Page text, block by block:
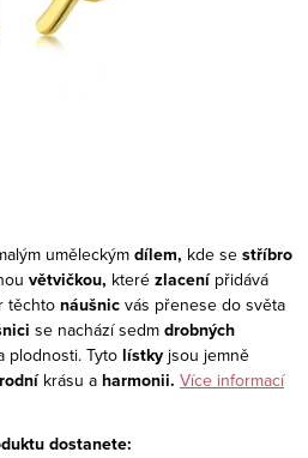
uměleckým dílem, kde se stříbro
větvičkou, které zlacenípřidává
těchto náušnic vás přenese do světa
se nachází sedm drobných
plodnosti. Tyto lístky jsou jemně
krásu a harmonii. Více informací
dostanete: